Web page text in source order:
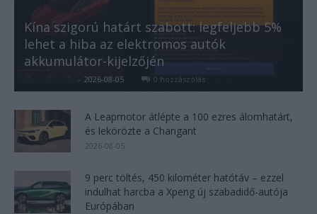
Kína szigorú határt szabott: legfeljebb 5%
lehet a hiba az elektromos autók
akkumulátor-kijelzőjén
- 2026-08-05 0 hozzászólás
A Leapmotor átlépte a 100 ezres álomhatárt,
és lekörözte a Changant
2026-08-05
9 perc töltés, 450 kilométer hatótáv – ezzel
indulhat harcba a Xpeng új szabadidő-autója
Európában